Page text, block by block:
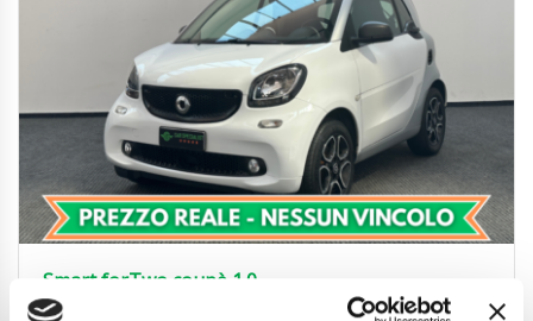
Smart forTwo coupè 1.0
AUTOMATICA|NEOPATENT.|BLUETOOTH